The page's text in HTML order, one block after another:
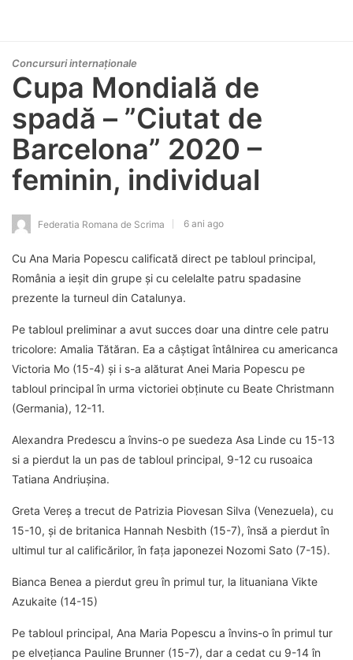
Concursuri internaționale
Cupa Mondială de
spadă – ”Ciutat de
Barcelona” 2020 –
feminin, individual
Federatia Romana de Scrima 6 ani ago
Cu Ana Maria Popescu calificată direct pe tabloul principal,
România a ieșit din grupe și cu celelalte patru spadasine
prezente la turneul din Catalunya.
Pe tabloul preliminar a avut succes doar una dintre cele patru
tricolore: Amalia Tătăran. Ea a câștigat întâlnirea cu americanca
Victoria Mo (15-4) și i s-a alăturat Anei Maria Popescu pe
tabloul principal în urma victoriei obținute cu Beate Christmann
(Germania), 12-11.
Alexandra Predescu a învins-o pe suedeza Asa Linde cu 15-13
si a pierdut la un pas de tabloul principal, 9-12 cu rusoaica
Tatiana Andriușina.
Greta Vereș a trecut de Patrizia Piovesan Silva (Venezuela), cu
15-10, și de britanica Hannah Nesbith (15-7), însă a pierdut în
ultimul tur al calificărilor, în fața japonezei Nozomi Sato (7-15).
Bianca Benea a pierdut greu în primul tur, la lituaniana Vikte
Azukaite (14-15)
Pe tabloul principal, Ana Maria Popescu a învins-o în primul tur
pe elvețianca Pauline Brunner (15-7), dar a cedat cu 9-14 în